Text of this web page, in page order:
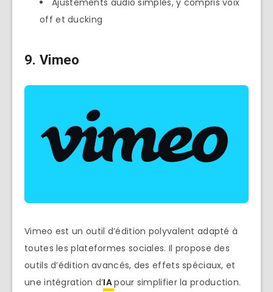
off et ducking
9. Vimeo
Vimeo est un outil d’édition polyvalent adapté à
toutes les plateformes sociales. Il propose des
outils d’édition avancés, des effets spéciaux, et
une intégration d’IApour simplifier la production.